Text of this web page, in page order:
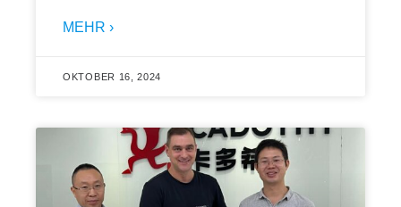
MEHR ›
OKTOBER 16, 2024